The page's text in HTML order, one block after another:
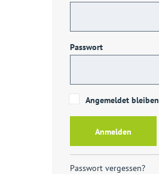
Passwort
Angemeldet bleiben
Passwort vergessen?